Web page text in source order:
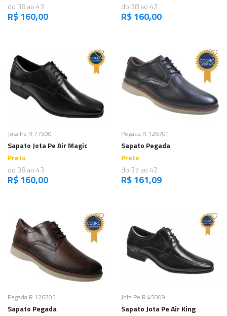
do 38 ao 43
R$ 160,00
do 38 ao 42
R$ 160,00
Comprar
Jota Pe R.77500
Sapato Jota Pe Air Magic
Preto
do 38 ao 43
R$ 160,00
Comprar
Pegada R.126701
Sapato Pegada
Preto
do 37 ao 42
R$ 161,09
Comprar
Pegada R.126705
Sapato Pegada
Comprar
Jota Pe R.45009
Sapato Jota Pe Air King